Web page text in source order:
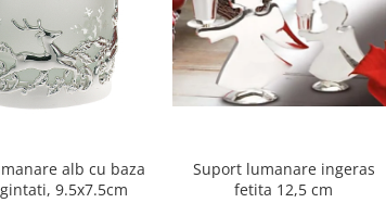
alb cu baza
9.5x7.5cm
Suport lumanare ingeras
fetita 12,5 cm